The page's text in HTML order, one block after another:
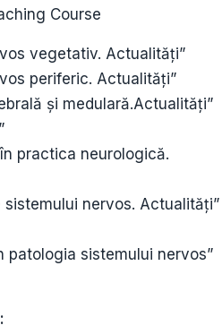
Course
vegetativ. Actualități”
periferic. Actualități”
și medulară.Actualități”
practica neurologică.
nervos. Actualități”
patologia sistemului nervos”